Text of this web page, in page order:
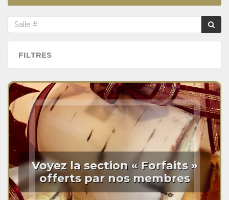
FILTRES
Voyez la section « Forfaits »
offerts par nos membres